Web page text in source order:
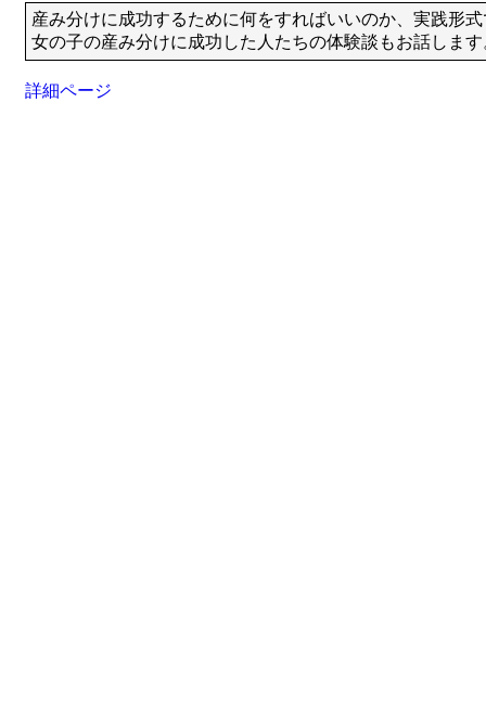
産み分けに成功するために何をすればいいのか、実践形
女の子の産み分けに成功した人たちの体験談もお話します
詳細ページ